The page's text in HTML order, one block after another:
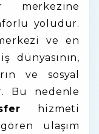
yoludur.
ve en
dünyasının,
ve sosyal
Bu nedenle
hizmeti
ulaşım